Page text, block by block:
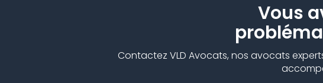
Vous
Contactez VLD Avocats, nos avocats